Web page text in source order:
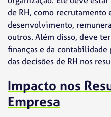
de RH, como recrutamento
desenvolvimento,
outros. Além disso, deve
finanças e da
das decisões de RH nos
Impacto nos
Empresa